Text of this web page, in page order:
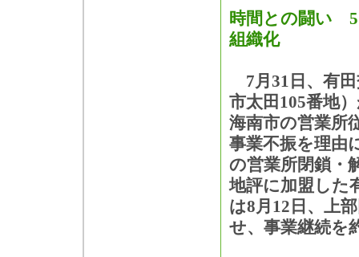
時間との闘い 5
組織化
7月31日、有
市太田105番地
海南市の営業所
事業不振を理由
の営業所閉鎖・
地評に加盟した
は8月12日、上
せ、事業継続を